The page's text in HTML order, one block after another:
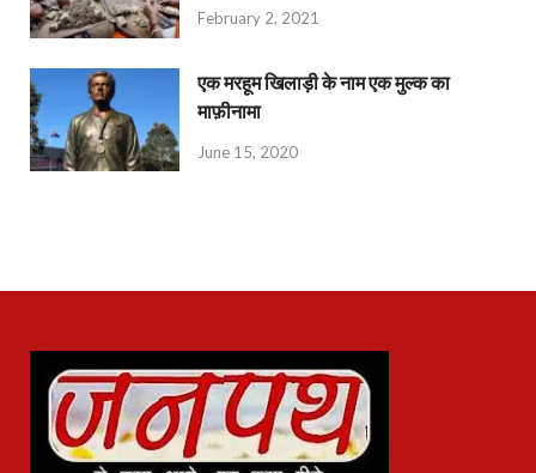
February 2, 2021
एक मरहूम खिलाड़ी के नाम एक मुल्क का
माफ़ीनामा
June 15, 2020